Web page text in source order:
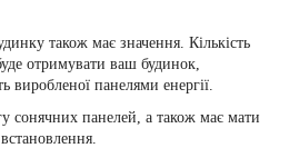
також має значення. Кількість
отримувати ваш будинок,
виробленої панелями енергії.
сонячних панелей, а також має мати